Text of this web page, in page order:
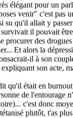
élégant pour un
venir" c'est pas
su qu'il allait y
il pouvait
procurer des
Et alors la
il à son
son acte,
qu'il était en
de l'entourage
c'est donc
plutôt, t'as